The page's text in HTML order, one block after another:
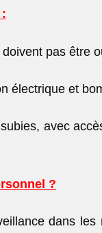
pas être
électrique et
avec
?
dans les